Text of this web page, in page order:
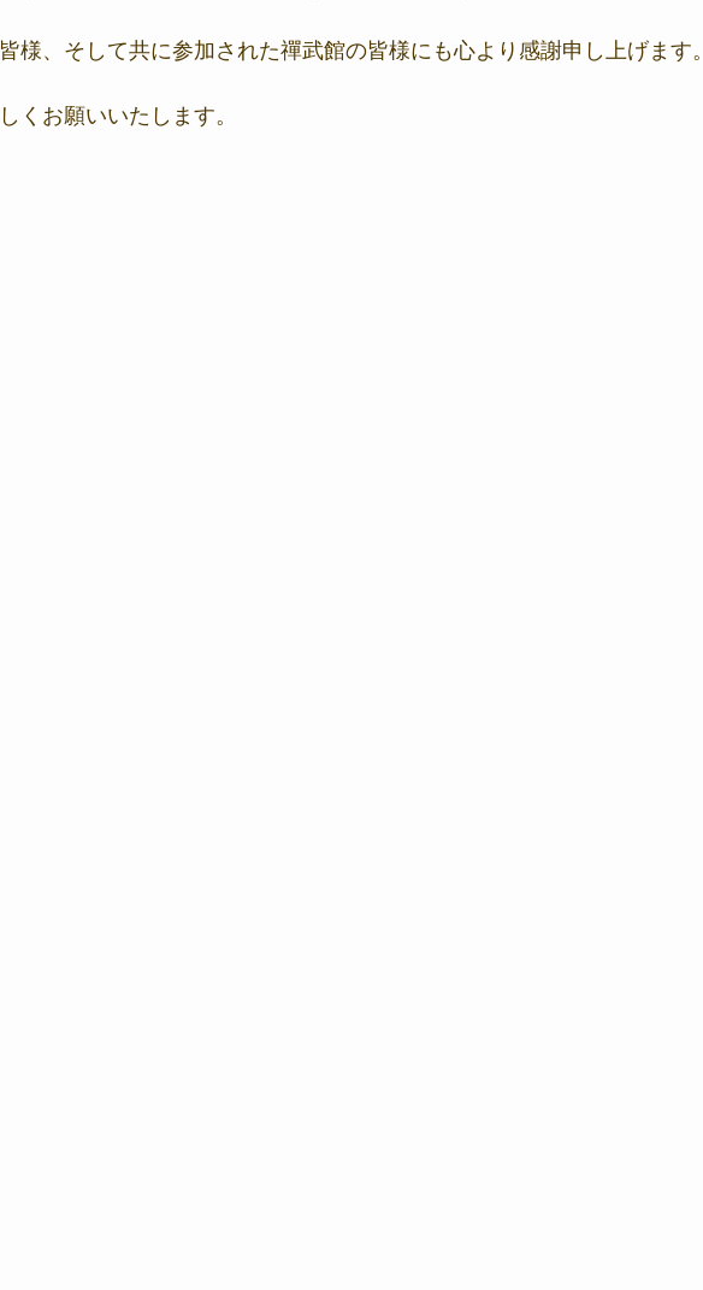
様、そして共に参加された禪武館の皆様にも心より感謝申し上げます。
くお願いいたします。